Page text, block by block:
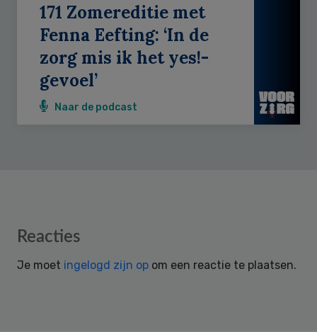
171 Zomereditie met
Fenna Eefting: ‘In de
zorg mis ik het yes!-
gevoel’
Naar de podcast
Reader
Reacties
Je moet ingelogd zijn op om een reactie te plaatsen.